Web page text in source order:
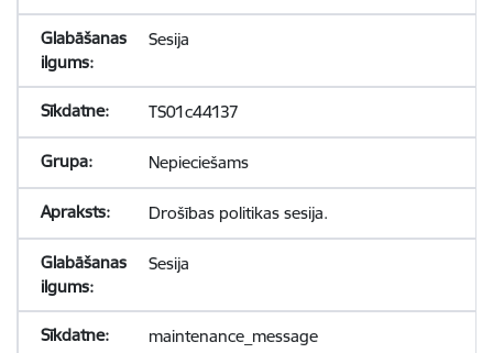
Sesija
TS01c44137
Nepieciešams
Drošības politikas sesija.
Sesija
maintenance_message